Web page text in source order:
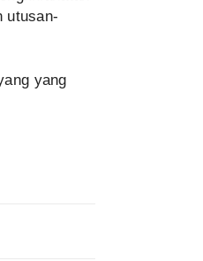
utusan-
yang